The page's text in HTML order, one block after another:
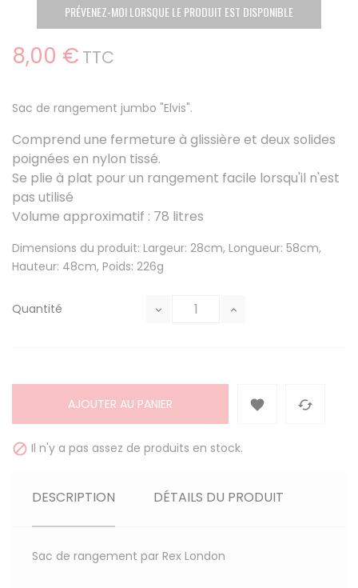
PRÉVENEZ-MOI LORSQUE LE PRODUIT EST DISPONIBLE
8,00 € TTC
Sac de rangement jumbo "Elvis".
Comprend une fermeture à glissière et deux solides
poignées en nylon tissé.
Se plie à plat pour un rangement facile lorsqu'il n'est
pas utilisé
Volume approximatif : 78 litres
Dimensions du produit: Largeur: 28cm, Longueur: 58cm,
Hauteur: 48cm, Poids: 226g
Quantité
AJOUTER AU PANIER  
 Il n'y a pas assez de produits en stock.
DESCRIPTION DÉTAILS DU PRODUIT
Sac de rangement par Rex London